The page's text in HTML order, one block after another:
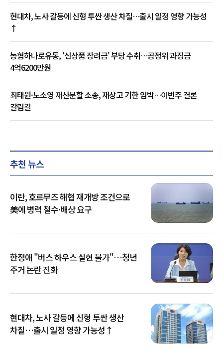
현대차, 노사 갈등에 신형 투싼 생산 차질…출시 일정 영향 가능성
↑
농협하나로유통, '신상품 장려금' 부당 수취…공정위 과징금
4억6200만원
최태원·노소영 재산분할 소송, 재상고 기한 임박…이번주 결론
갈림길
추천 뉴스
이란, 호르무즈 해협 재개방 조건으로
美에 병력 철수·배상 요구
한정애 "버스 하우스 실현 불가"…청년
주거 논란 진화
현대차, 노사 갈등에 신형 투싼 생산
차질…출시 일정 영향 가능성↑